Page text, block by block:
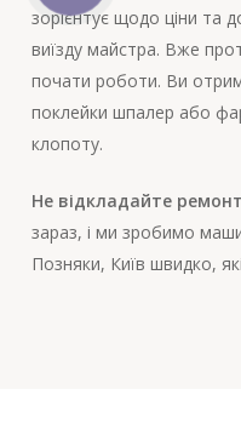
зорієнтує щодо ціни та
виїзду майстра. Вже
почати роботи. Ви
поклейки шпалер або
клопоту.
Не відкладайте
зараз, і ми зробимо
Позняки, Київ швидко,